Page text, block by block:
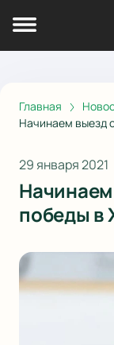
Главная
Начинаем выезд
29 января 2021
победы в